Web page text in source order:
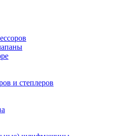
и степлеров